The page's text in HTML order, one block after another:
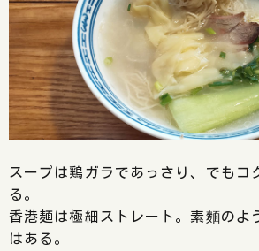
スープは鶏ガラであっさり、でもコ
る。
香港麺は極細ストレート。素麵のよ
はある。